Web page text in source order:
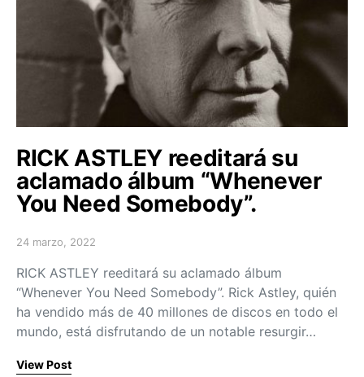
RICK ASTLEY reeditará su
aclamado álbum “Whenever
You Need Somebody”.
Posted on
24 marzo, 2022
RICK ASTLEY reeditará su aclamado álbum
“Whenever You Need Somebody”. Rick Astley, quién
ha vendido más de 40 millones de discos en todo el
mundo, está disfrutando de un notable resurgir…
View Post